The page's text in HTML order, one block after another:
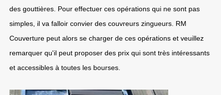
des gouttières. Pour effectuer ces opérations qui ne sont pas
simples, il va falloir convier des couvreurs zingueurs. RM
Couverture peut alors se charger de ces opérations et veuillez
remarquer qu'il peut proposer des prix qui sont très intéressants
et accessibles à toutes les bourses.